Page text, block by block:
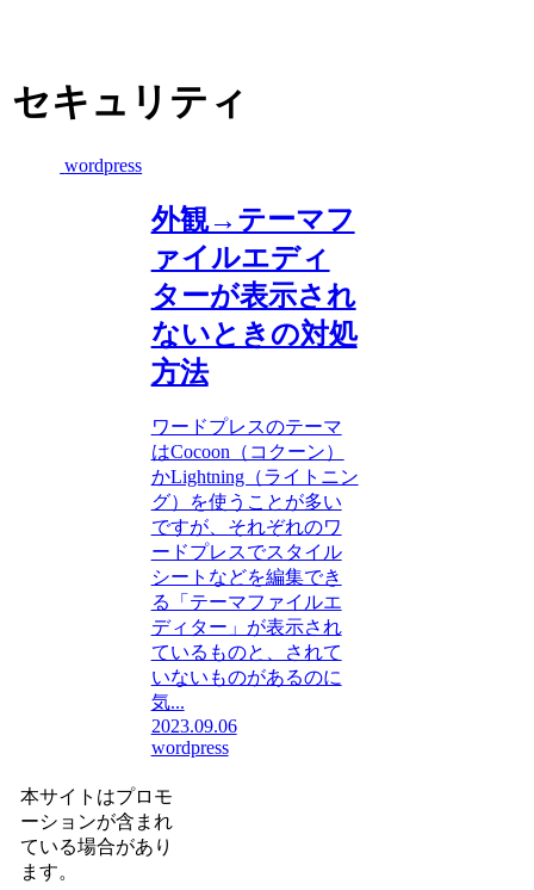
セキュリティ
wordpress
外観→テーマフ
ァイルエディ
ターが表示され
ないときの対処
方法
ワードプレスのテーマ
はCocoon（コクーン）
かLightning（ライトニン
グ）を使うことが多い
ですが、それぞれのワ
ードプレスでスタイル
シートなどを編集でき
る「テーマファイルエ
ディター」が表示され
ているものと、されて
いないものがあるのに
気...
2023.09.06
wordpress
本サイトはプロモ
ーションが含まれ
ている場合があり
ます。